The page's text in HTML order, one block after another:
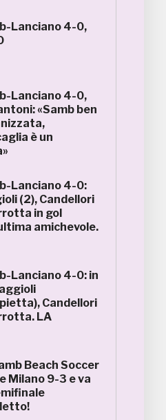
Lanciano 4-0,
Lanciano 4-0,
«Samb ben
è un
Lanciano 4-0:
(2), Candellori
in gol
amichevole.
Lanciano 4-0: in
Candellori
LA
Beach Soccer
Milano 9-3 e va